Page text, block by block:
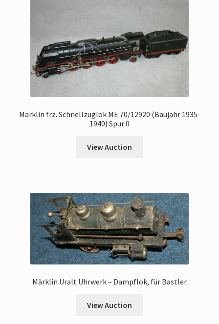
Märklin frz. Schnellzuglok ME 70/12920 (Baujahr 1935-
1940) Spur 0
View Auction
Märklin Uralt Uhrwerk – Dampflok, für Bastler
View Auction